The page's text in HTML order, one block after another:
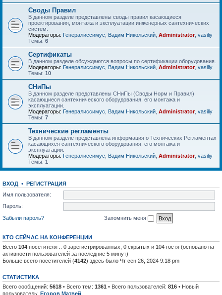
Своды Правил
В данном разделе представлены своды правил касающиеся
проектирования, монтажа и эксплуатации инженерных сантехнических
систем.
Модераторы: Генералиссимус Вадим Никольский Administrator, vasiliy
Темы: 6
Сертификаты
В данном разделе обсуждаются вопросы по сертификации оборудования.
Модераторы: Генералиссимус Вадим Никольский Administrator, vasiliy
Темы: 10
СНиПы
В данном разделе представлены СНиПы (Своды Норм и Правил)
касающиеся сантехнического оборудования, его монтажа и
эксплуатации.
Модераторы: Генералиссимус Вадим Никольский Administrator, vasiliy
Темы: 7
Технические регламенты
В данном разделе представлена информация о Технических Регламентах
касающихся сантехнического оборудования, его монтажа и
эксплуатации.
Модераторы: Генералиссимус Вадим Никольский Administrator, vasiliy
Темы: 1
ВХОД • РЕГИСТРАЦИЯ
Имя пользователя:
Пароль:
Забыли пароль?
Запомнить меня
КТО СЕЙЧАС НА КОНФЕРЕНЦИИ
Всего 104 посетителя :: 0 зарегистрированных, 0 скрытых и 104 гостя (основано на
активности пользователей за последние 5 минут)
Больше всего посетителей (4142) здесь было Чт сен 26, 2024 9:18 pm
СТАТИСТИКА
Всего сообщений: 5618 • Всего тем: 1361 • Всего пользователей: 816 • Новый
пользователь: Егоров Матвей